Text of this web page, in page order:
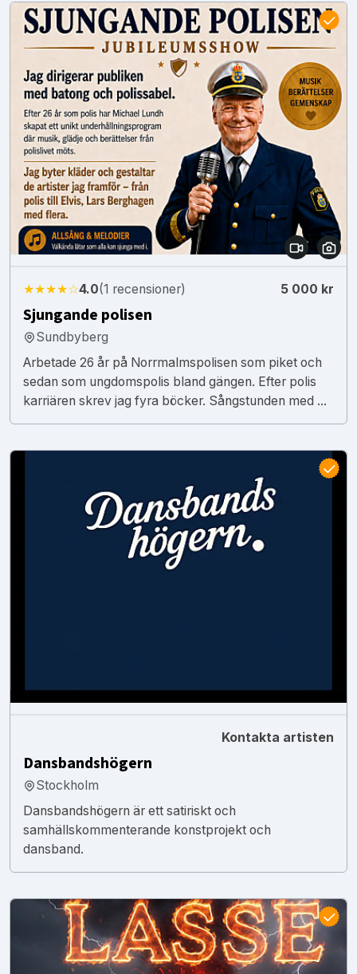
★★★★☆4.0(1 recensioner) 5 000 kr
Sjungande polisen
Sundbyberg
Arbetade 26 år på Norrmalmspolisen som piket och
sedan som ungdomspolis bland gängen. Efter polis
karriären skrev jag fyra böcker. Sångstunden med ...
Kontakta artisten
Dansbandshögern
Stockholm
Dansbandshögern är ett satiriskt och
samhällskommenterande konstprojekt och
dansband.